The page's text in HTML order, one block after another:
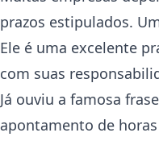
prazos estipulados.
Ele é uma excelente
com suas
Já ouviu a famosa
apontamento de